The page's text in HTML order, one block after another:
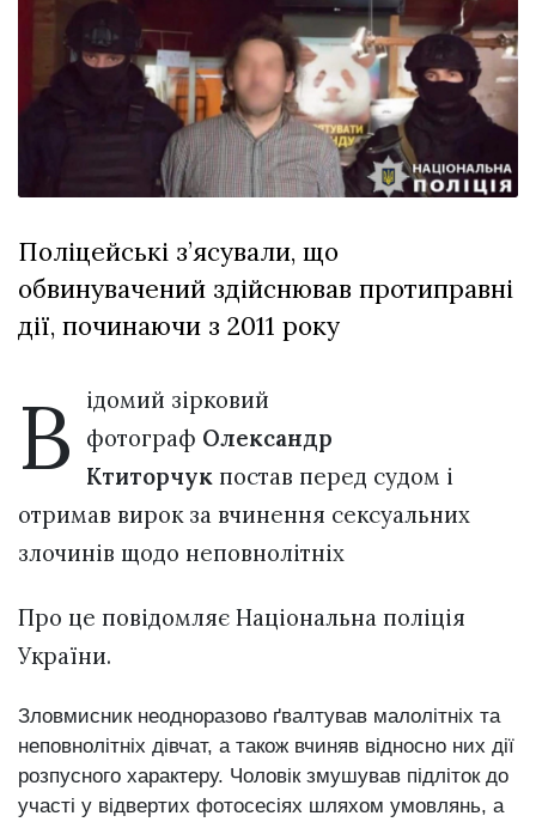
XIX
Спартакіада
VolWe...
29 Липня 2026
569 переглядів
Всі розділи
Афіша
ZONE 18+
Поліцейські з’ясували, що
обвинувачений здійснював протиправні
дії, починаючи з 2011 року
В
ідомий зірковий
фотограф Олександр
Ктиторчук постав перед судом і
отримав вирок за вчинення сексуальних
злочинів щодо неповнолітніх
Про це повідомляє Національна поліція
України.
Зловмисник неодноразово ґвалтував малолітніх та
неповнолітніх дівчат, а також вчиняв відносно них дії
розпусного характеру. Чоловік змушував підліток до
участі у відвертих фотосесіях шляхом умовлянь, а